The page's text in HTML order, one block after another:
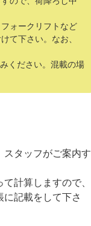
ォークリフトなど
て下さい。なお、
ください。混載の場
スタッフがご案内す
計算しますので、
記載をして下さ